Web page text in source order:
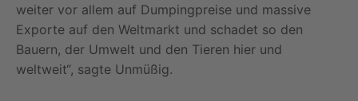
weiter vor allem auf Dumpingpreise und massive
Exporte auf den Weltmarkt und schadet so den
Bauern, der Umwelt und den Tieren hier und
weltweit“, sagte Unmüßig.